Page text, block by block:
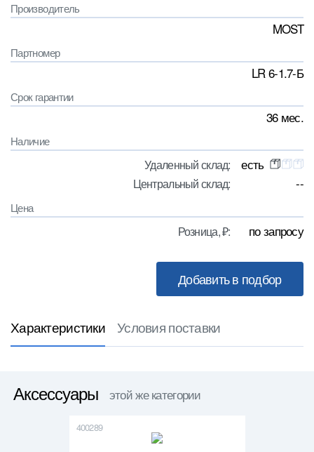
Производитель
MOST
Партномер
LR 6-1.7-Б
Срок гарантии
36 мес.
Наличие
Удаленный склад: есть
Центральный склад: --
Цена
Розница, ₽: по запросу
Характеристики Условия поставки
Аксессуары этой же категории
400289